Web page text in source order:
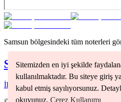
Sitemizden en iyi şekilde
kullanılmaktadır. Bu siteye giriş
kabul etmiş sayılıyorsunuz.
okuyunuz. Çerez Kullanımı
Samsun bölgesindeki tüm noterleri
SamsunNoterleri
İlkadım (1